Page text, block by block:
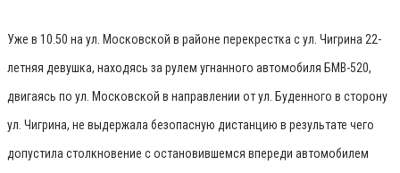
Уже в 10.50 на ул. Московской в районе перекрестка с ул. Чигрина 22-
летняя девушка, находясь за рулем угнанного автомобиля БМВ-520,
двигаясь по ул. Московской в направлении от ул. Буденного в сторону
ул. Чигрина, не выдержала безопасную дистанцию в результате чего
допустила столкновение с остановившемся впереди автомобилем